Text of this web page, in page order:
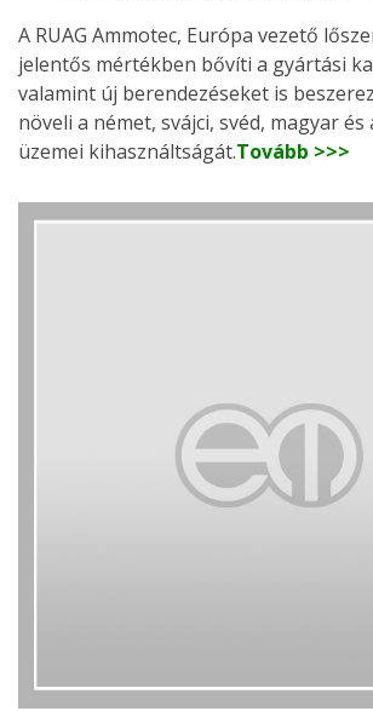
A RUAG Ammotec, Európa vezető
jelentős mértékben bővíti a gyártási
valamint új berendezéseket is
növeli a német, svájci, svéd, magyar és
üzemei kihasználtságát.Tovább >>>